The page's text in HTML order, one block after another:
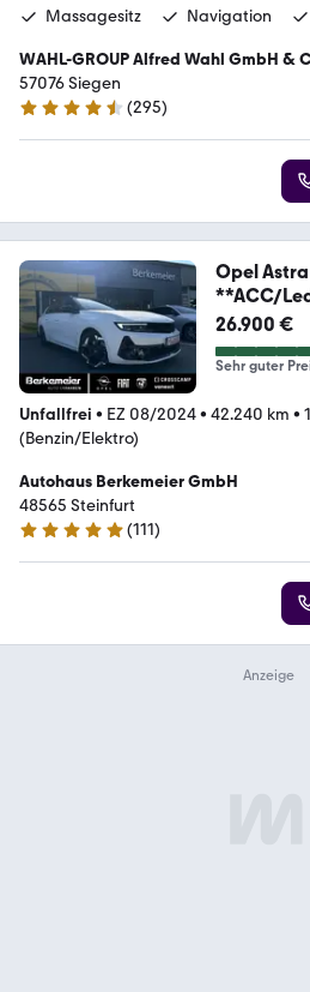
Massagesitz
Navigation
WAHL-GROUP Alfred Wahl GmbH &
Siegen
57076 Siegen
4.3 Sterne
(295)
Opel Astra
**ACC/
26.900 €
Sehr guter
Unfallfrei • EZ 08/2024• 42.240 km •
(Benzin/Elektro)
Autohaus Berkemeier GmbH
48565 Steinfurt
5 Sterne
(111)